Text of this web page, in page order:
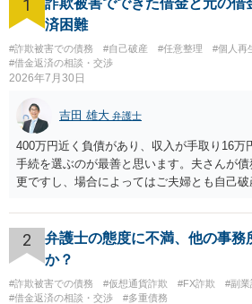
1
済困難
#詐欺被害での債務 #自己破産 #任意整理 #個人再
#借金返済の相談・交渉
2026年7月30日
吉田 雄大 弁護士
400万円近く負債があり、収入が手取り16万
手続を選ぶのが最善と思います。夫さんが
更ですし、場合によってはご夫婦とも自己
2
弁護士の態度に不満、他の事務
か？
#詐欺被害での債務 #仮想通貨詐欺 #FX詐欺
#副業
#借金返済の相談・交渉
#多重債務